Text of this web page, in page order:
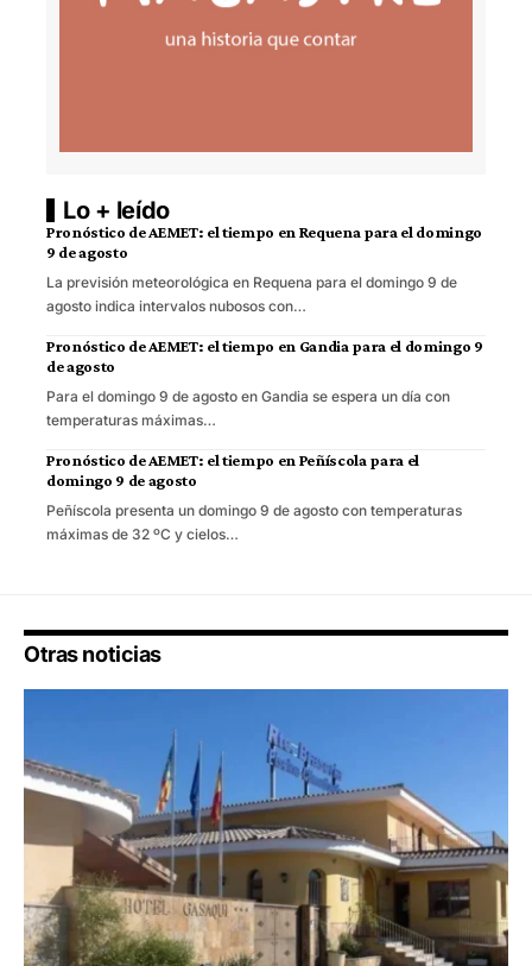
Lo + leído
Pronóstico de AEMET: el tiempo en Requena para el domingo
9 de agosto
La previsión meteorológica en Requena para el domingo 9 de
agosto indica intervalos nubosos con…
Pronóstico de AEMET: el tiempo en Gandia para el domingo 9
de agosto
Para el domingo 9 de agosto en Gandia se espera un día con
temperaturas máximas…
Pronóstico de AEMET: el tiempo en Peñíscola para el
domingo 9 de agosto
Peñíscola presenta un domingo 9 de agosto con temperaturas
máximas de 32 ºC y cielos…
Otras noticias